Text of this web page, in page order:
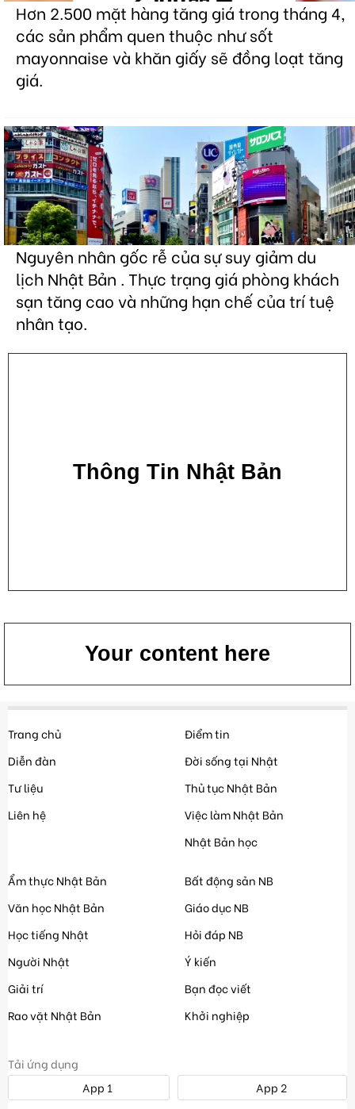
Hơn 2.500 mặt hàng tăng giá trong tháng 4,
các sản phẩm quen thuộc như sốt
mayonnaise và khăn giấy sẽ đồng loạt tăng
giá.
Nguyên nhân gốc rễ của sự suy giảm du
lịch Nhật Bản . Thực trạng giá phòng khách
sạn tăng cao và những hạn chế của trí tuệ
nhân tạo.
Thông Tin Nhật Bản
Your content here
Trang chủ
Diễn đàn
Tư liệu
Liên hệ
Điểm tin
Đời sống tại Nhật
Thủ tục Nhật Bản
Việc làm Nhật Bản
Nhật Bản học
Ẩm thực Nhật Bản
Văn học Nhật Bản
Học tiếng Nhật
Người Nhật
Giải trí
Rao vặt Nhật Bản
Bất động sản NB
Giáo dục NB
Hỏi đáp NB
Ý kiến
Bạn đọc viết
Khởi nghiệp
Tải ứng dụng
App 1
App 2